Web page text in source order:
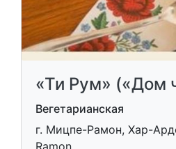
«Ти Рум» («Дом
Вегетарианская
г. Мицпе-Рамон, Хар-
Ramon